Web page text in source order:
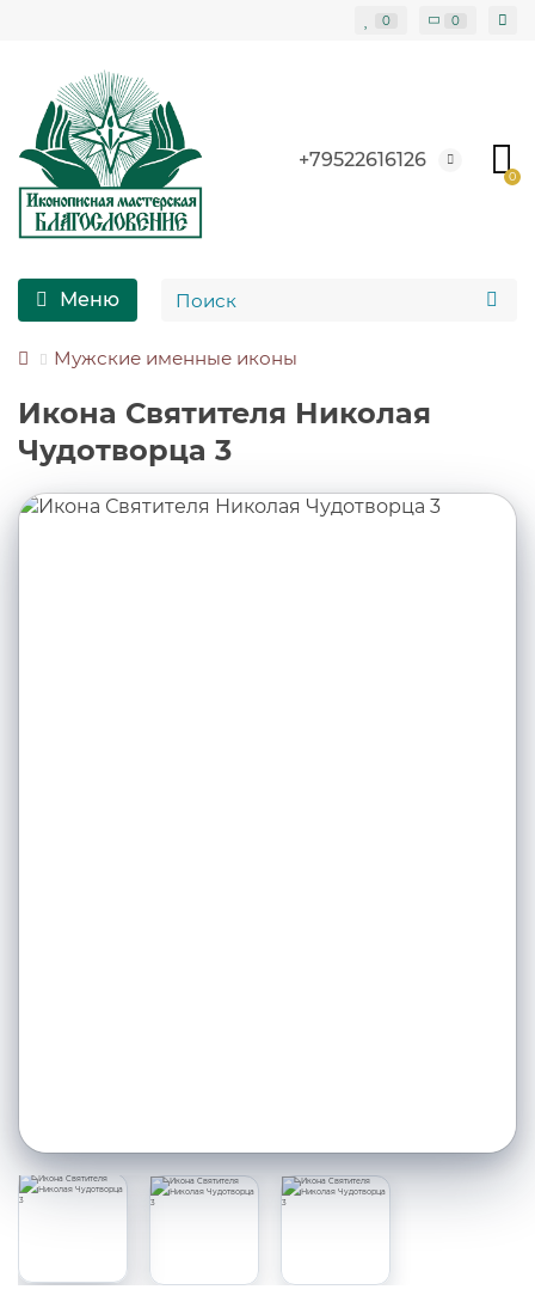
Блоки питания Цены в Беларуси Минске
Блоки питания пк Минск Беларусь Цены
0 0
+79522616126
0
Меню
Мужские именные иконы
Икона Святителя Николая
Чудотворца 3